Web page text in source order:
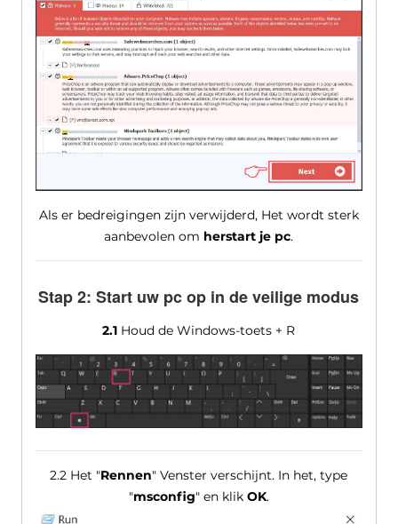
Als er bedreigingen zijn verwijderd, Het wordt sterk
aanbevolen om herstart je pc.
Stap 2: Start uw pc op in de veilige modus
2.1 Houd de Windows-toets + R
2.2 Het "Rennen" Venster verschijnt. In het, type
"msconfig" en klik OK.